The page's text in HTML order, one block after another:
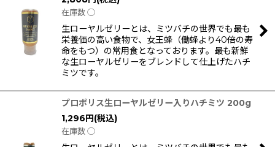
在庫数 ◯
生ローヤルゼリーとは、ミツバチの世界でも最も
栄養価の高い食物で、女王蜂（働蜂より40倍の寿
命をもつ）の常用食となっております。最も新鮮
な生ローヤルゼリーをブレンドして仕上げたハチ
ミツです。
プロポリス生ローヤルゼリー入りハチミツ 200g
1,296円(税込)
在庫数 ◯